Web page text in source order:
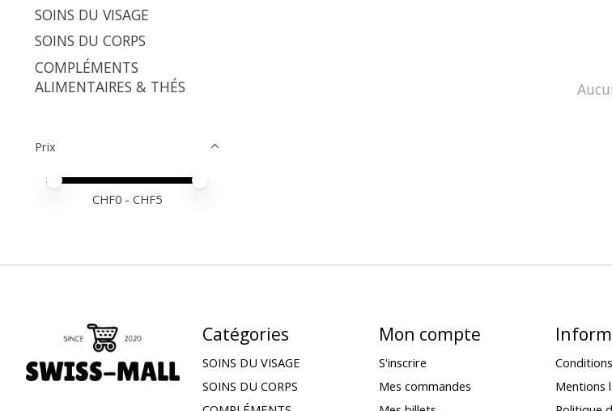
SOINS DU VISAGE
SOINS DU CORPS
COMPLÉMENTS
ALIMENTAIRES & THÉS
Prix
Prix minimum
Price maximum value
CHF0 - CHF5
Catégories
SOINS DU VISAGE
SOINS DU CORPS
Mon compte
S'inscrire
Mes commandes
Mentions